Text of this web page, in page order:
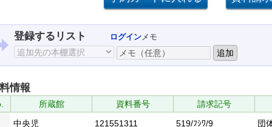
登録するリスト ログインメモ
情報
所蔵館 資料番号
請求記号
中央児 121551311 519/ﾌｼﾜ/9 団